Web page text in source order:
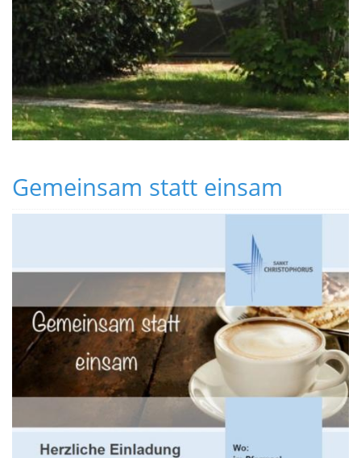
Gemeinsam statt einsam